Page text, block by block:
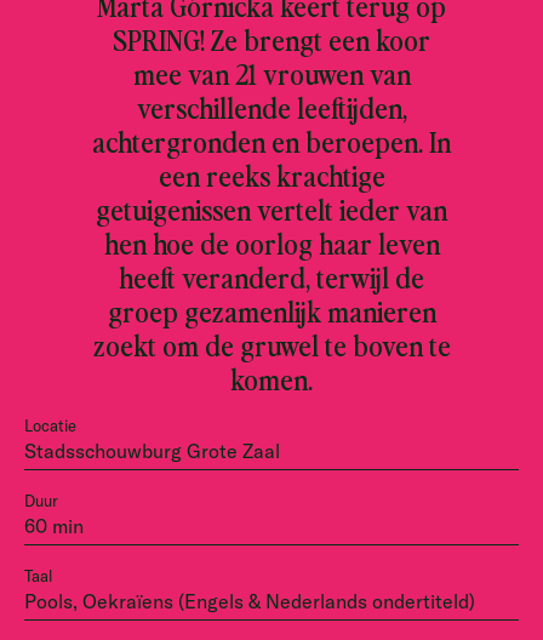
Locatie
Stadsschouwburg Grote Zaal
Duur
60 min
Taal
Pools, Oekraïens (Engels & Nederlands ondertiteld)
SPRING! Ze brengt een koor
mee van 21 vrouwen van
verschillende leeftijden,
achtergronden en beroepen. In
een reeks krachtige
getuigenissen vertelt ieder van
hen hoe de oorlog haar leven
heeft veranderd, terwijl de
groep gezamenlijk manieren
zoekt om de gruwel te boven te
komen.